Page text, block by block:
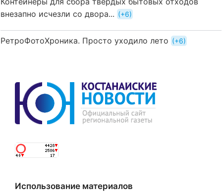
внезапно исчезли со двора...
+6
РетроФотоХроника. Просто уходило лето +6
Использование материалов